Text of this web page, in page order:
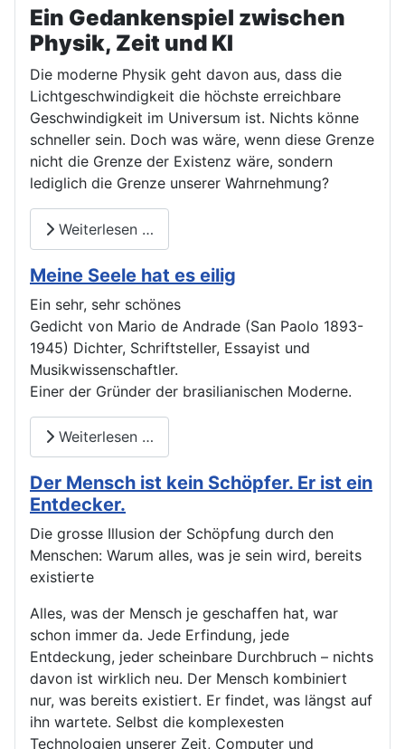
Ein Gedankenspiel zwischen
Physik, Zeit und KI
Die moderne Physik geht davon aus, dass die
Lichtgeschwindigkeit die höchste erreichbare
Geschwindigkeit im Universum ist. Nichts könne
schneller sein. Doch was wäre, wenn diese Grenze
nicht die Grenze der Existenz wäre, sondern
lediglich die Grenze unserer Wahrnehmung?
Weiterlesen …
Meine Seele hat es eilig
Ein sehr, sehr schönes
Gedicht von Mario de Andrade (San Paolo 1893-
1945) Dichter, Schriftsteller, Essayist und
Musikwissenschaftler.
Einer der Gründer der brasilianischen Moderne.
Weiterlesen …
Der Mensch ist kein Schöpfer. Er ist ein
Entdecker.
Die grosse Illusion der Schöpfung durch den
Menschen: Warum alles, was je sein wird, bereits
existierte
Alles, was der Mensch je geschaffen hat, war
schon immer da. Jede Erfindung, jede
Entdeckung, jeder scheinbare Durchbruch – nichts
davon ist wirklich neu. Der Mensch kombiniert
nur, was bereits existiert. Er findet, was längst auf
ihn wartete. Selbst die komplexesten
Technologien unserer Zeit, Computer und